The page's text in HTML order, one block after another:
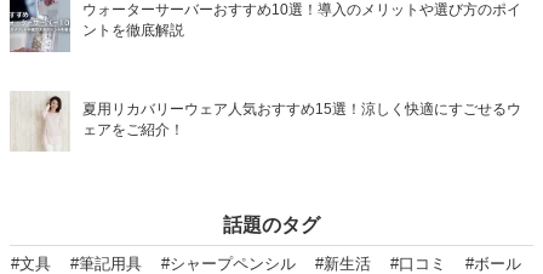
ウォーターサーバーおすすめ10選！導入のメリットや選び方のポイ
ントを徹底解説
夏用リカバリーウェア人気おすすめ15選！涼しく快適にすごせるウ
ェアをご紹介！
話題のタグ
#文具 #筆記用具 #シャープペンシル #新生活 #口コミ
#ボール